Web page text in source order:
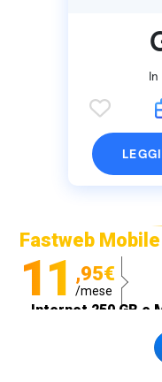
Fastweb
11 ,95€
/mese
Internet 250 GB e
Spedizione SIM